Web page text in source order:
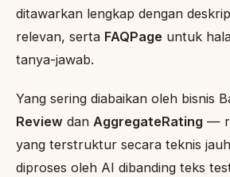
ditawarkan lengkap dengan
relevan, serta FAQPage untuk
tanya-jawab.
Yang sering diabaikan oleh bisnis
Review dan AggregateRating —
yang terstruktur secara teknis
diproses oleh AI dibanding teks